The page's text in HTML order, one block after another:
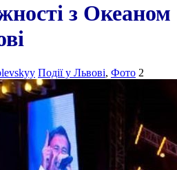
з Океаном
Події у Львові, Фото 2